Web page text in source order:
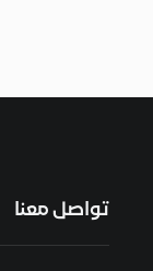
تواصل معنا